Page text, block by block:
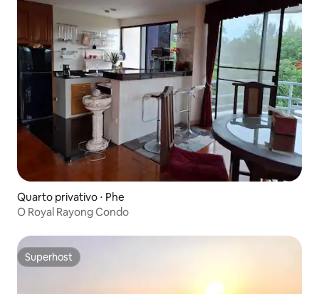
Quarto privativo ⋅ Phe
O Royal Rayong Condo
Superhost
Superhost